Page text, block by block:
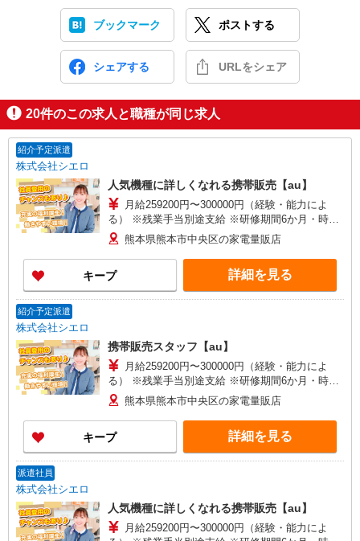
ブックマーク ポストする
シェアする URLをシェア
20件のこの求人と職種が同じ求人
紹介予定派遣
株式会社シエロ
人気機種に詳しくなれる携帯販売【au】
月給259200円〜300000円（経験・能力によ
る） ※残業手当別途支給 ※研修期間6か月・時給
1500円〜 ★交通費別途支給（規定あり） ゜
+゜・。○。・゜+゜・。○。・゜+゜ 入社祝い金10
万円支給(規定有) お友達を紹介頂くと, インセンテ
ィブ支給(規定有) ゜・。○。・゜+゜・。○。・゜
+゜
熊本県熊本市中央区の家電量販店
キープ 詳細を見る
紹介予定派遣
株式会社シエロ
携帯販売スタッフ【au】
月給259200円〜300000円（経験・能力によ
る） ※残業手当別途支給 ※研修期間6か月・時給
1500円〜 ★交通費別途支給（規定あり） ゜
+゜・。○。・゜+゜・。○。・゜+゜ 入社祝い金10
万円支給(規定有) お友達を紹介頂くと, インセンテ
ィブ支給(規定有) ゜・。○。・゜+゜・。○。・゜
+゜
熊本県熊本市中央区の家電量販店
キープ 詳細を見る
派遣社員
株式会社シエロ
人気機種に詳しくなれる携帯販売【au】
月給259200円〜300000円（経験・能力によ